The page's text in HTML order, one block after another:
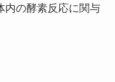
内の酵素反応に関与